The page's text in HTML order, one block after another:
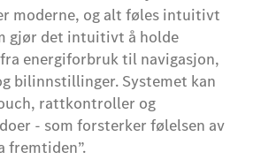
moderne, og alt føles intuitivt
gjør det intuitivt å holde
energiforbruk til navigasjon,
bilinnstillinger. Systemet kan
rattkontroller og
- som forsterker følelsen av
fremtiden”.